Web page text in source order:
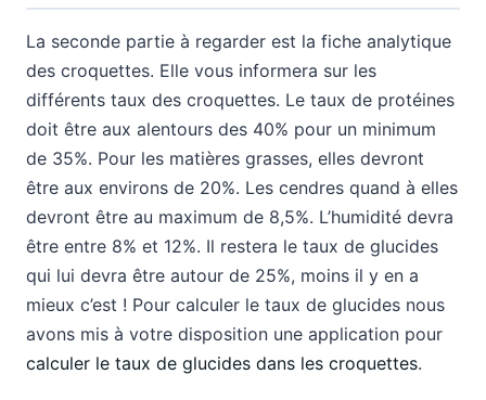
La seconde partie à regarder est la fiche analytique
des croquettes. Elle vous informera sur les
différents taux des croquettes. Le taux de protéines
doit être aux alentours des 40% pour un minimum
de 35%. Pour les matières grasses, elles devront
être aux environs de 20%. Les cendres quand à elles
devront être au maximum de 8,5%. L’humidité devra
être entre 8% et 12%. Il restera le taux de glucides
qui lui devra être autour de 25%, moins il y en a
mieux c’est ! Pour calculer le taux de glucides nous
avons mis à votre disposition une application pour
calculer le taux de glucides dans les croquettes.